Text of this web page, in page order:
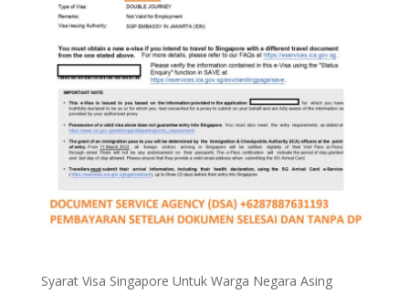
Syarat Visa Singapore Untuk Warga Negara Asing